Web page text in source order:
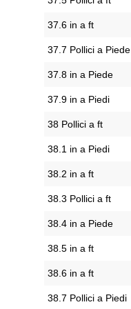
37.6 in a ft
37.7 Pollici a Piede
37.8 in a Piede
37.9 in a Piedi
38 Pollici a ft
38.1 in a Piedi
38.2 in a ft
38.3 Pollici a ft
38.4 in a Piede
38.5 in a ft
38.6 in a ft
38.7 Pollici a Piedi